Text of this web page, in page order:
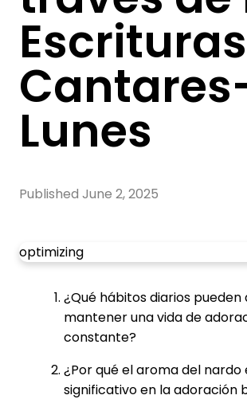
Lunes
Published June 2, 2025
optimizing
¿Qué hábitos diarios
mantener una vida de
constante?
¿Por qué el aroma del nardo
significativo en la adoración